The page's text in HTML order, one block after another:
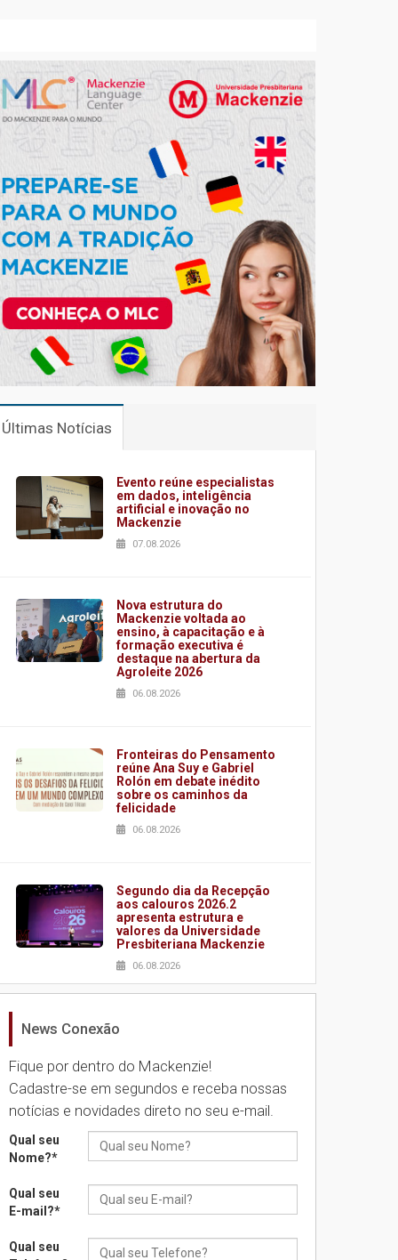
Últimas Notícias
Evento reúne especialistas
em dados, inteligência
artificial e inovação no
Mackenzie
07.08.2026
Nova estrutura do
Mackenzie voltada ao
ensino, à capacitação e à
formação executiva é
destaque na abertura da
Agroleite 2026
06.08.2026
Fronteiras do Pensamento
reúne Ana Suy e Gabriel
Rolón em debate inédito
sobre os caminhos da
felicidade
06.08.2026
Segundo dia da Recepção
aos calouros 2026.2
apresenta estrutura e
valores da Universidade
Presbiteriana Mackenzie
06.08.2026
Nova apresentação do
brasileira
05.08.2026
Universidade Mackenzie
realizará nova edição da
05.08.2026
News Conexão
Fique por dentro do Mackenzie!
Cadastre-se em segundos e receba nossas
notícias e novidades direto no seu e-mail.
Qual seu
Nome?*
Qual seu
E-mail?*
Qual seu